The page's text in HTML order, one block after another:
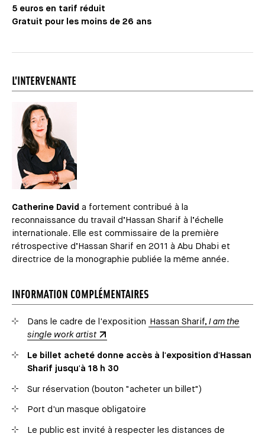
5 euros en tarif réduit
Gratuit pour les moins de 26 ans
L'INTERVENANTE
Catherine David a fortement contribué à la
reconnaissance du travail d’Hassan Sharif à l’échelle
internationale. Elle est commissaire de la première
rétrospective d’Hassan Sharif en 2011 à Abu Dhabi et
directrice de la monographie publiée la même année.
INFORMATION COMPLÉMENTAIRES
Dans le cadre de l'exposition Hassan Sharif, I am the
single work artist
Le billet acheté donne accès à l'exposition d'Hassan
Sharif jusqu'à 18 h 30
Sur réservation (bouton "acheter un billet")
Port d'un masque obligatoire
Le public est invité à respecter les distances de